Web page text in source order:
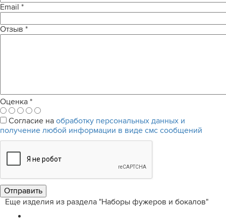
Email *
Отзыв *
Оценка *
Согласие на обработку персональных данных и
получение любой информации в виде смс сообщений
Еще изделия из раздела "Наборы фужеров и бокалов"